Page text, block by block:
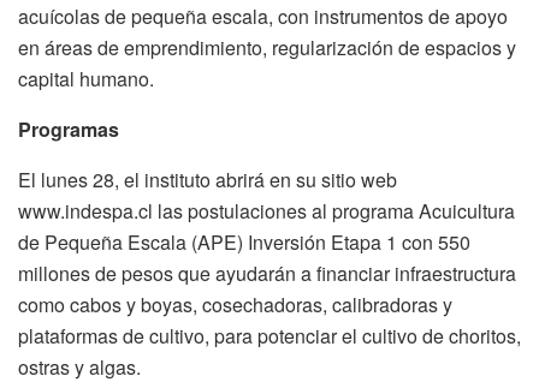
acuícolas de pequeña escala, con instrumentos de apoyo
en áreas de emprendimiento, regularización de espacios y
capital humano.
Programas
El lunes 28, el instituto abrirá en su sitio web
www.indespa.cl las postulaciones al programa Acuicultura
de Pequeña Escala (APE) Inversión Etapa 1 con 550
millones de pesos que ayudarán a financiar infraestructura
como cabos y boyas, cosechadoras, calibradoras y
plataformas de cultivo, para potenciar el cultivo de choritos,
ostras y algas.